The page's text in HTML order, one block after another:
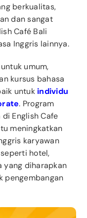
berkualitas,
dan sangat
Café Bali
Inggris lainnya.
umum,
kursus bahasa
untuk individu
. Program
English Cafe
meningkatkan
karyawan
hotel,
yang diharapkan
pengembangan